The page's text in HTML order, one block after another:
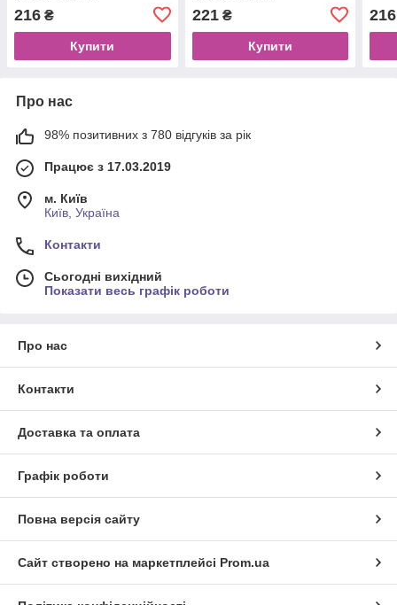
216 ₴
Купити
221₴
Купити
216
Про нас
98% позитивних з 780 відгуків за рік
Працює з 17.03.2019
м. Київ
Київ, Україна
Контакти
Сьогодні вихідний
Показати весь графік роботи
Про нас
Контакти
Доставка та оплата
Графік роботи
Повна версія сайту
Сайт створено на маркетплейсі Prom.ua